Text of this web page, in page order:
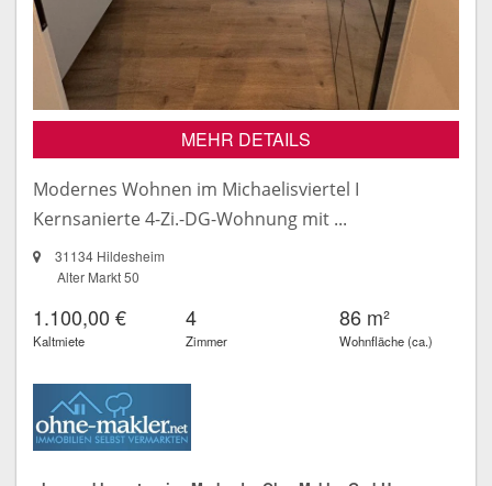
MEHR DETAILS
Modernes Wohnen im Michaelisviertel I
Kernsanierte 4-Zi.-DG-Wohnung mit ...
31134 Hildesheim
Alter Markt 50
1.100,00 €
Kaltmiete
4
Zimmer
86 m²
Wohnfläche (ca.)